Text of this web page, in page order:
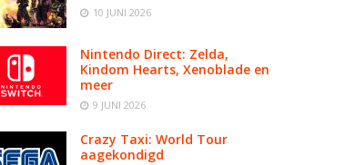
10 JUNI 2026
Nintendo Direct: Zelda,
Kindom Hearts, Xenoblade en
meer
9 JUNI 2026
Crazy Taxi: World Tour
aagekondigd